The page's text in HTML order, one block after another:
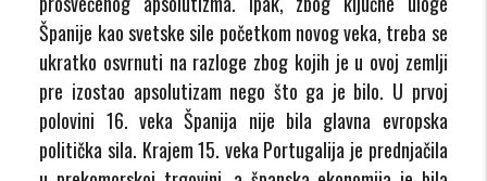
Španije kao svetske sile početkom novog veka, treba se
ukratko osvrnuti na razloge zbog kojih je u ovoj zemlji
pre izostao apsolutizam nego što ga je bilo. U prvoj
polovini 16. veka Španija nije bila glavna evropska
politička sila. Krajem 15. veka Portugalija je prednjačila